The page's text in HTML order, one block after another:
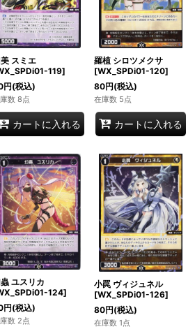
スミエ
119]
円(税込)
数 8点
カートに入れる
羅植 シロツメクサ
[WX_SPDi01-120]
80円(税込)
在庫数 5点
カートに入れる
ユスリカ
124]
円(税込)
数 2点
小罠 ヴィジュネル
[WX_SPDi01-126]
80円(税込)
在庫数 1点